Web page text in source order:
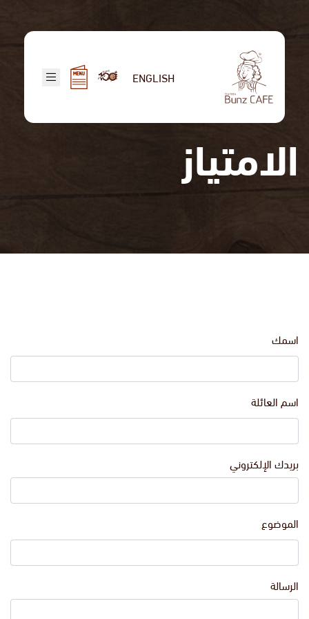
المحتوى
ENGLISH
الامتياز
اسمك
اسم العائلة
بريدك الإلكتروني
الموضوع
الرسالة